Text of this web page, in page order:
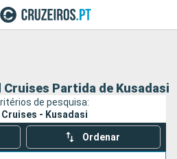
Partida de Kusadasi
de pesquisa:
- Kusadasi
Ordenar